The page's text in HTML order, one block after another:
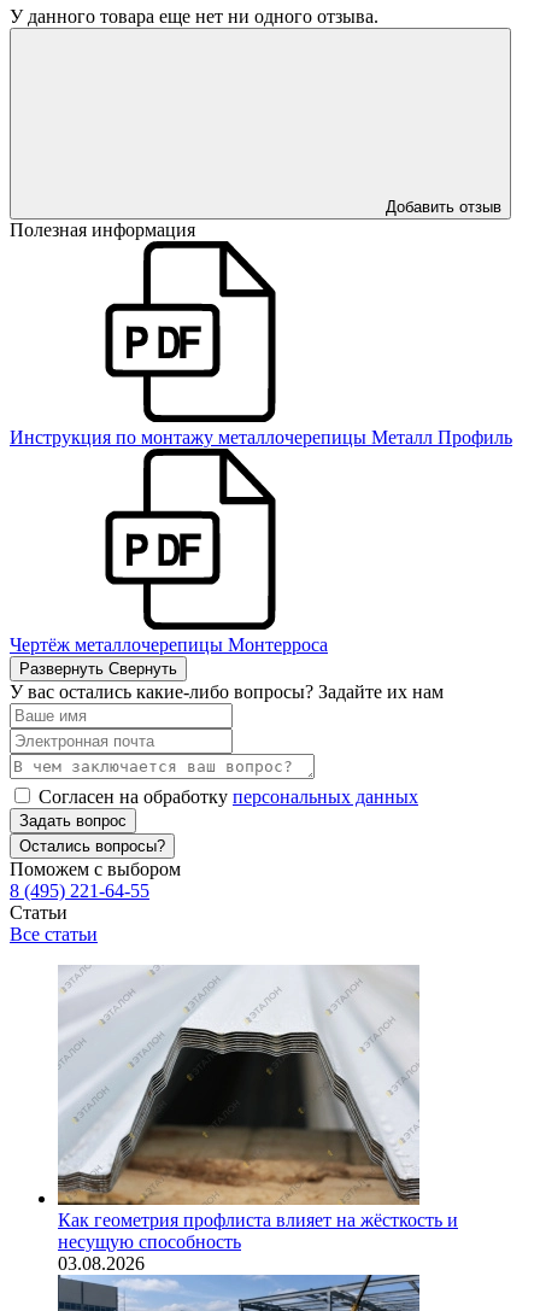
У данного товара еще нет ни одного отзыва.
Добавить отзыв
Полезная информация
Инструкция по монтажу металлочерепицы Металл Профиль
Чертёж металлочерепицы Монтерроса
Развернуть Свернуть
У вас остались какие-либо вопросы? Задайте их нам
Согласен на обработку персональных данных
Задать вопрос
Остались вопросы?
Поможем с выбором
8 (495) 221-64-55
Статьи
Все статьи
Как геометрия профлиста влияет на жёсткость и
несущую способность
03.08.2026